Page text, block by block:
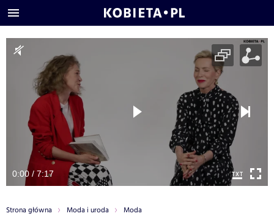
0:00 / 7:17
Strona główna Moda i uroda Moda